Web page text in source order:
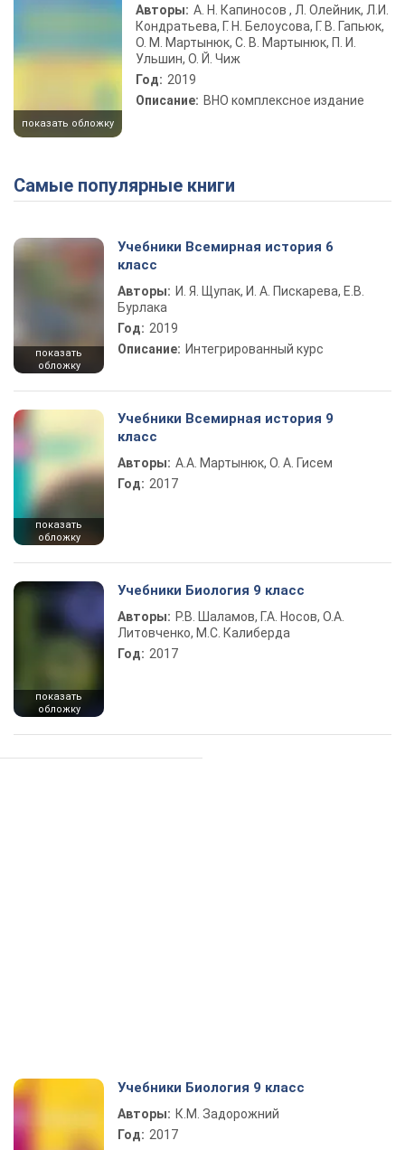
показать обложку
Авторы: А. Н. Капиносов , Л. Олейник, Л.И.
Кондратьева, Г. Н. Белоусова, Г. В. Гапьюк,
О. М. Мартынюк, С. В. Мартынюк, П. И.
Ульшин, О. Й. Чиж
Год: 2019
Описание: ВНО комплексное издание
Самые популярные книги
показать
обложку
Учебники Всемирная история 6
класс
Авторы: И. Я. Щупак, И. А. Пискарева, Е.В.
Бурлака
Год: 2019
Описание: Интегрированный курс
показать
обложку
Учебники Всемирная история 9
класс
Авторы: А.А. Мартынюк, О. А. Гисем
Год: 2017
показать
обложку
Учебники Биология 9 класс
Авторы: Р.В. Шаламов, Г.А. Носов, О.А.
Литовченко, М.С. Калиберда
Год: 2017
Учебники Биология 9 класс
Авторы: К.М. Задорожний
Год: 2017